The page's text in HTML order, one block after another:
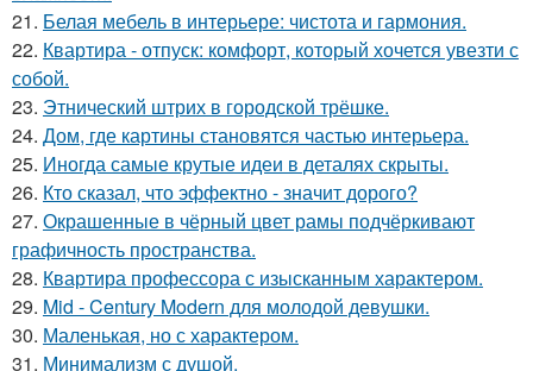
21. Белая мебель в интерьере: чистота и гармония.
22. Квартира - отпуск: комфорт, который хочется увезти с
собой.
23. Этнический штрих в городской трёшке.
24. Дом, где картины становятся частью интерьера.
25. Иногда самые крутые идеи в деталях скрыты.
26. Кто сказал, что эффектно - значит дорого?
27. Окрашенные в чёрный цвет рамы подчёркивают
графичность пространства.
28. Квартира профессора с изысканным характером.
29. Mid - Century Modern для молодой девушки.
30. Маленькая, но с характером.
31. Минимализм с душой.